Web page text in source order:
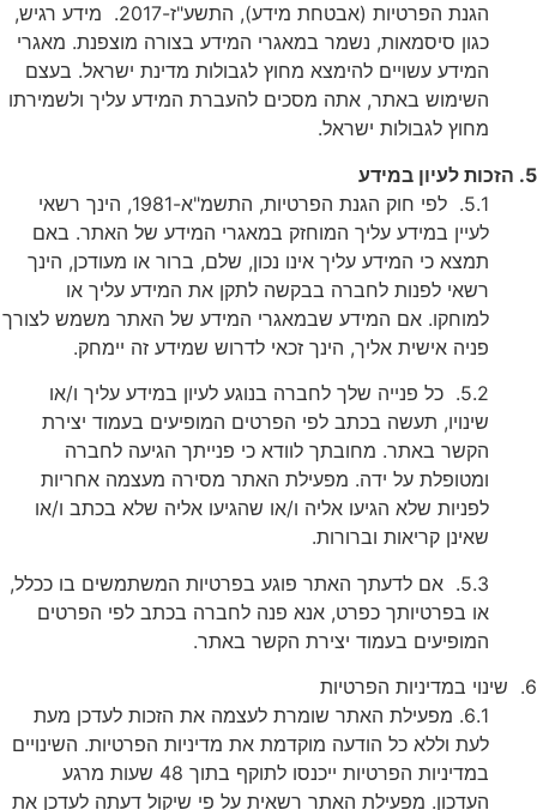
הגנת הפרטיות (אבטחת מידע), התשע"ז-2017. מידע רגיש,
כגון סיסמאות, נשמר במאגרי המידע בצורה מוצפנת. מאגרי
המידע עשויים להימצא מחוץ לגבולות מדינת ישראל. בעצם
השימוש באתר, אתה מסכים להעברת המידע עליך ולשמירתו
מחוץ לגבולות ישראל.
5. הזכות לעיון במידע
5.1. לפי חוק הגנת הפרטיות, התשמ"א-1981, הינך רשאי
לעיין במידע עליך המוחזק במאגרי המידע של האתר. באם
תמצא כי המידע עליך אינו נכון, שלם, ברור או מעודכן, הינך
רשאי לפנות לחברה בבקשה לתקן את המידע עליך או
למוחקו. אם המידע שבמאגרי המידע של האתר משמש לצורך
פניה אישית אליך, הינך זכאי לדרוש שמידע זה יימחק.
5.2. כל פנייה שלך לחברה בנוגע לעיון במידע עליך ו/או
שינויו, תעשה בכתב לפי הפרטים המופיעים בעמוד יצירת
הקשר באתר. מחובתך לוודא כי פנייתך הגיעה לחברה
ומטופלת על ידה. מפעילת האתר מסירה מעצמה אחריות
לפניות שלא הגיעו אליה ו/או שהגיעו אליה שלא בכתב ו/או
שאינן קריאות וברורות.
5.3. אם לדעתך האתר פוגע בפרטיות המשתמשים בו ככלל,
או בפרטיותך כפרט, אנא פנה לחברה בכתב לפי הפרטים
המופיעים בעמוד יצירת הקשר באתר.
6. שינוי במדיניות הפרטיות
6.1. מפעילת האתר שומרת לעצמה את הזכות לעדכן מעת
לעת וללא כל הודעה מוקדמת את מדיניות הפרטיות. השינויים
במדיניות הפרטיות ייכנסו לתוקף בתוך 48 שעות מרגע
העדכון. מפעילת האתר רשאית על פי שיקול דעתה לעדכן את